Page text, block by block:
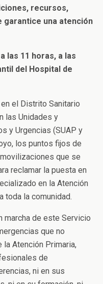
recursos,
una atención
las 11 horas, a las
del Hospital de
el Distrito Sanitario
las Unidades y
y Urgencias (SUAP y
los puntos fijos de
que se
reclamar la puesta en
en la Atención
toda la comunidad.
marcha de este Servicio
que no
la Atención Primaria,
de
ni en sus